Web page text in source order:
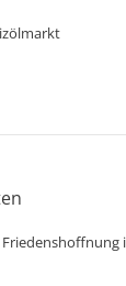
Friedenshoffnung